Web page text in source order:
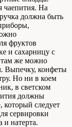
чаепития. На
должна быть
фруктов
и сахарницу с
там же можно
Выпечку, конфеты
Но ни в коем
в светском
должны
который следует
сервировки
и натерта.